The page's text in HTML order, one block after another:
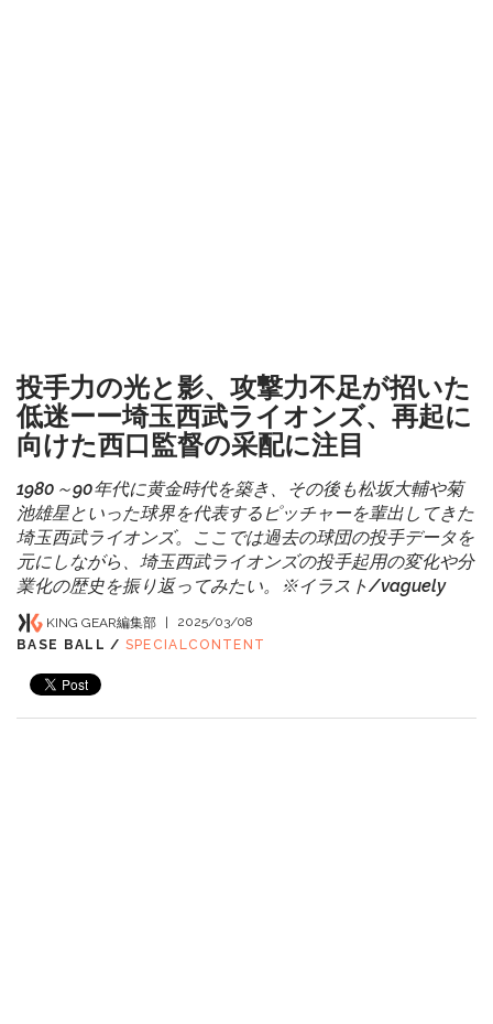
投手力の光と影、攻撃力不足が招いた
低迷ーー埼玉西武ライオンズ、再起に
向けた西口監督の采配に注目
1980～90年代に黄金時代を築き、その後も松坂大輔や菊
池雄星といった球界を代表するピッチャーを輩出してきた
埼玉西武ライオンズ。ここでは過去の球団の投手データを
元にしながら、埼玉西武ライオンズの投手起用の変化や分
業化の歴史を振り返ってみたい。※イラスト/vaguely
KING GEAR編集部 |
2025/03/08
BASE BALL / SPECIALCONTENT